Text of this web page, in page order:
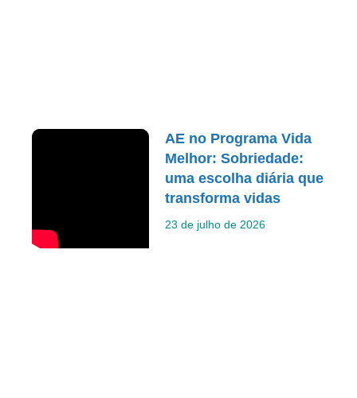
AE no Programa Vida
Melhor: Sobriedade:
uma escolha diária que
transforma vidas
23 de julho de 2026